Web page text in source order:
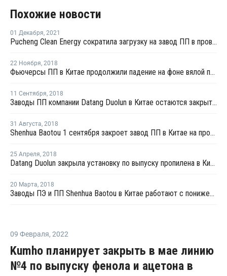
Похожие новости
01 Декабря, 2021
Pucheng Clean Energy сократила загрузку на завод ПП в провинции Шаньси до 80%
22 Ноября, 2018
Фьючерсы ПП в Китае продолжили падение на фоне вялой покупательской активности
11 Сентября, 2018
Заводы ПП компании Datang Duolun в Китае остаются закрытыми
31 Августа, 2018
Shenhua Baotou 1 сентября закроет завод ПП в Китае на профилактику
25 Апреля, 2018
Datang Duolun закрыла установку по выпуску пропилена в Китае на плановый ремонт
20 Марта, 2018
Заводы ПЭ и ПП Shenhua Baotou в Китае работают с пониженной загрузкой из-за нехватки сырья
09 Февраля, 2022
Kumho планирует закрыть в мае линию
№4 по выпуску фенола и ацетона в